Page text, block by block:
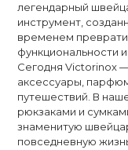
легендарный
инструмент,
временем
функциональности
Сегодня Victorinox
аксессуары,
путешествий. В
рюкзаками и
знаменитую
повседневную